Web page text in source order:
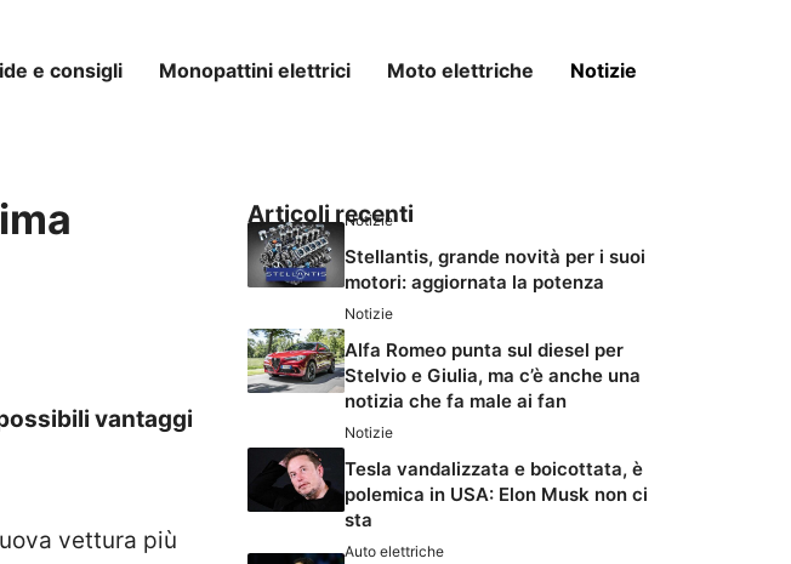
e consigli Monopattini elettrici Moto elettriche Notizie
vantaggi
vettura più
Articoli recenti
Notizie
Stellantis, grande novità per i suoi
motori: aggiornata la potenza
Notizie
Alfa Romeo punta sul diesel per
Stelvio e Giulia, ma c’è anche una
notizia che fa male ai fan
Notizie
Tesla vandalizzata e boicottata, è
polemica in USA: Elon Musk non ci
sta
Auto elettriche